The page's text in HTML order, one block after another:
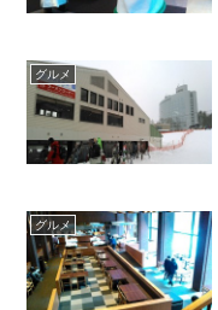
グルメ
グルメ